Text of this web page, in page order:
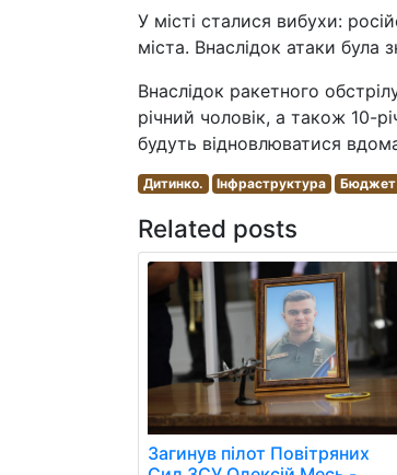
У місті сталися вибухи:
міста. Внаслідок атаки
Внаслідок ракетного
річний чоловік, а також 10-
будуть відновлюватися
Дитинко. Інфраструктура Бюджет
Related posts
Загинув пілот Повітряних